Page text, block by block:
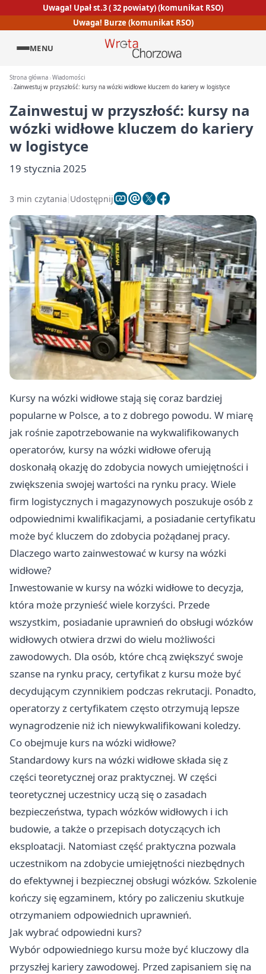
Uwaga! Upał st.3 ( 32 powiaty) (komunikat RSO)
Uwaga! Burze (komunikat RSO)
MENU
Strona główna Wiadomości
Zainwestuj w przyszłość: kursy na wózki widłowe kluczem do kariery w logistyce
Zainwestuj w przyszłość: kursy na
wózki widłowe kluczem do kariery
w logistyce
19 stycznia 2025
3 min czytania Udostępnij
Kursy na wózki widłowe stają się coraz bardziej
popularne w Polsce, a to z dobrego powodu. W miarę
jak rośnie zapotrzebowanie na wykwalifikowanych
operatorów, kursy na wózki widłowe oferują
doskonałą okazję do zdobycia nowych umiejętności i
zwiększenia swojej wartości na rynku pracy. Wiele
firm logistycznych i magazynowych poszukuje osób z
odpowiednimi kwalifikacjami, a posiadanie certyfikatu
może być kluczem do zdobycia pożądanej pracy.
Dlaczego warto zainwestować w kursy na wózki
widłowe?
Inwestowanie w kursy na wózki widłowe to decyzja,
która może przynieść wiele korzyści. Przede
wszystkim, posiadanie uprawnień do obsługi wózków
widłowych otwiera drzwi do wielu możliwości
zawodowych. Dla osób, które chcą zwiększyć swoje
szanse na rynku pracy, certyfikat z kursu może być
decydującym czynnikiem podczas rekrutacji. Ponadto,
operatorzy z certyfikatem często otrzymują lepsze
wynagrodzenie niż ich niewykwalifikowani koledzy.
Co obejmuje kurs na wózki widłowe?
Standardowy kurs na wózki widłowe składa się z
części teoretycznej oraz praktycznej. W części
teoretycznej uczestnicy uczą się o zasadach
bezpieczeństwa, typach wózków widłowych i ich
budowie, a także o przepisach dotyczących ich
eksploatacji. Natomiast część praktyczna pozwala
uczestnikom na zdobycie umiejętności niezbędnych
do efektywnej i bezpiecznej obsługi wózków. Szkolenie
kończy się egzaminem, który po zaliczeniu skutkuje
otrzymaniem odpowiednich uprawnień.
Jak wybrać odpowiedni kurs?
Wybór odpowiedniego kursu może być kluczowy dla
przyszłej kariery zawodowej. Przed zapisaniem się na